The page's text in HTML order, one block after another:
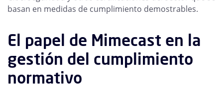
basan en medidas de cumplimiento demostrables.
El papel de Mimecast en la
gestión del cumplimiento
normativo